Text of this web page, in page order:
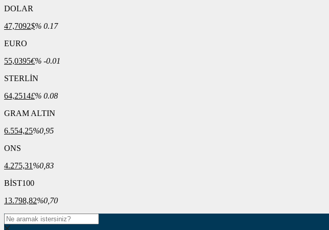
DOLAR
47,7092$% 0.17
EURO
55,0395€% -0.01
STERLİN
64,2514£% 0.08
GRAM ALTIN
6.554,25%0,95
ONS
4.275,31 %0,83
BİST100
13.798,82%0,70